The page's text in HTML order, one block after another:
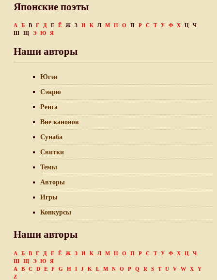
Японские поэты
А Б В Г Д Е Ё Ж З И К Л М Н О П Р С Т У Ф Х Ц
Ч
Ш
Щ Э Ю Я
Наши авторы
Югэн
Сэнрю
Ренга
Вне канонов
Сунаба
Свитки
Темы
Авторы
Игры
Конкурсы
Наши авторы
А Б В Г Д Е Ё Ж З И К Л М Н О П Р С Т У Ф Х Ц
Ч
Ш
Щ Э Ю
Я
A
B C D E F G H I J K L M N O P Q R S T U V W X
Y
Z